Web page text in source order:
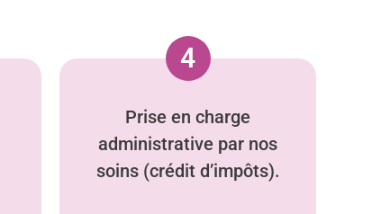
4
Prise en charge
administrative par nos
soins (crédit d’impôts).